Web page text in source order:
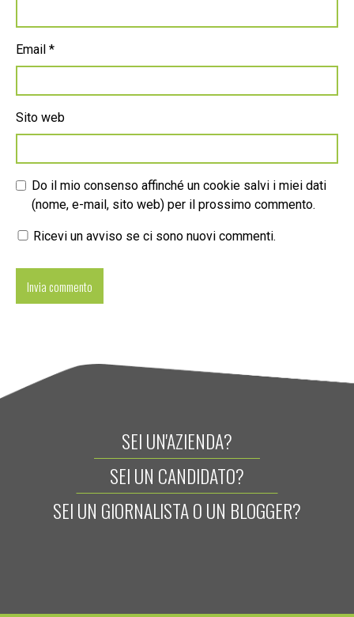
Email *
Sito web
Do il mio consenso affinché un cookie salvi i miei dati
(nome, e-mail, sito web) per il prossimo commento.
Ricevi un avviso se ci sono nuovi commenti.
SEI UN'AZIENDA?
SEI UN CANDIDATO?
SEI UN GIORNALISTA O UN BLOGGER?